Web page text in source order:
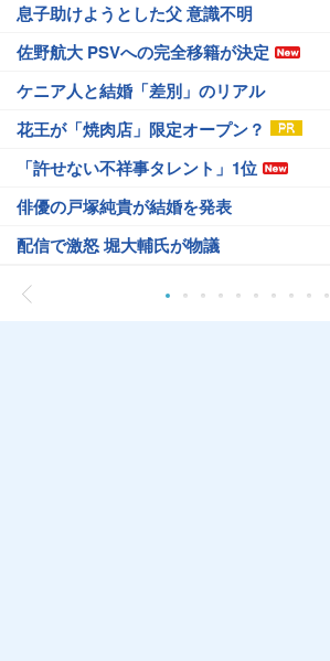
息子助けようとした父 意識不明
佐野航大 PSVへの完全移籍が決定
ケニア人と結婚「差別」のリアル
花王が「焼肉店」限定オープン？
「許せない不祥事タレント」1位
俳優の戸塚純貴が結婚を発表
配信で激怒 堀大輔氏が物議